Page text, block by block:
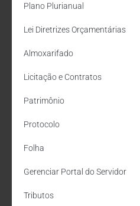
Plano Plurianual
Lei Diretrizes Orçamentárias
Almoxarifado
Licitação e Contratos
Patrimônio
Protocolo
Folha
Gerenciar Portal do Servidor
Tributos